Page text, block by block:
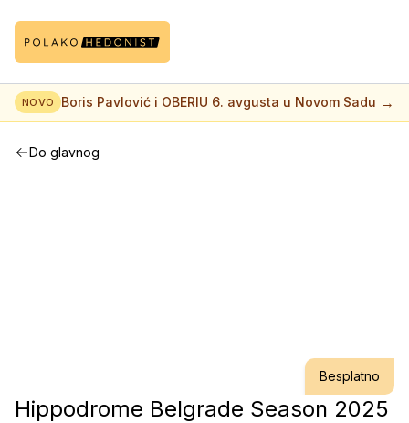
NOVO Boris Pavlović i OBERIU 6. avgusta u Novom Sadu →
Do glavnog
Besplatno
Hippodrome Belgrade Season 2025